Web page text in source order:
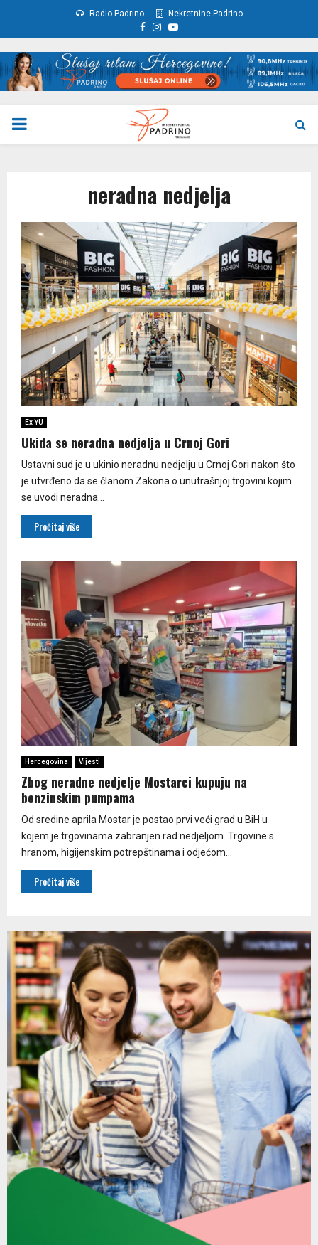
Radio Padrino Nekretnine Padrino
Facebook
Instagram
Youtube
PRIMARY
neradna nedjelja
Ex YU
Ukida se neradna nedjelja u Crnoj Gori
Ustavni sud je u ukinio neradnu nedjelju u Crnoj Gori nakon što
je utvrđeno da se članom Zakona o unutrašnjoj trgovini kojim
se uvodi neradna...
Pročitaj više
Hercegovina Vijesti
Zbog neradne nedjelje Mostarci kupuju na
benzinskim pumpama
Od sredine aprila Mostar je postao prvi veći grad u BiH u
kojem je trgovinama zabranjen rad nedjeljom. Trgovine s
hranom, higijenskim potrepštinama i odjećom...
Pročitaj više